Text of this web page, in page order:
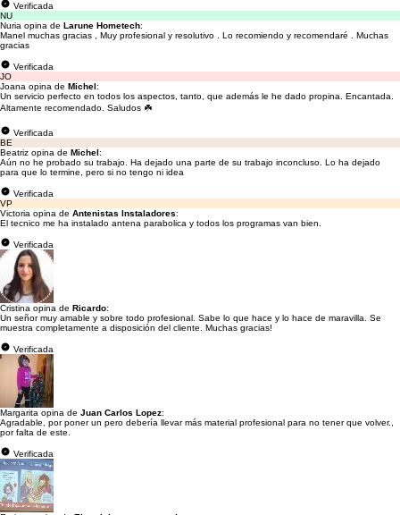
Verificada
NU
Nuria opina de Larune Hometech:
Manel muchas gracias , Muy profesional y resolutivo . Lo recomiendo y recomendaré . Muchas
gracias
Verificada
JO
Joana opina de Michel:
Un servicio perfecto en todos los aspectos, tanto, que además le he dado propina. Encantada.
Altamente recomendado. Saludos ☘️
Verificada
BE
Beatriz opina de Michel:
Aún no he probado su trabajo. Ha dejado una parte de su trabajo inconcluso. Lo ha dejado
para que lo termine, pero si no tengo ni idea
Verificada
VP
Victoria opina de Antenistas Instaladores:
El tecnico me ha instalado antena parabolica y todos los programas van bien.
Verificada
Cristina opina de Ricardo:
Un señor muy amable y sobre todo profesional. Sabe lo que hace y lo hace de maravilla. Se
muestra completamente a disposición del cliente. Muchas gracias!
Verificada
Margarita opina de Juan Carlos Lopez:
Agradable, por poner un pero debería llevar más material profesional para no tener que volver.,
por falta de este.
Verificada